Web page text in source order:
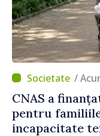
/
CNAS a
pentru
incapacitate